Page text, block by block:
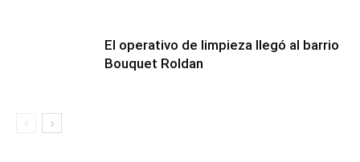
El operativo de limpieza llegó al barrio
Bouquet Roldan